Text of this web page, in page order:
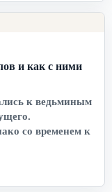
и как с ними
к ведьминым
со временем к